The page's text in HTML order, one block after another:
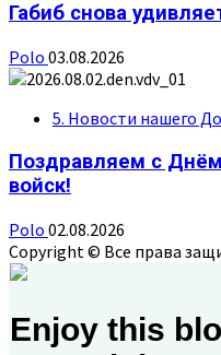
Габиб снова
Polo 03.08.2026
5. Новости нашего
Поздравляем с
войск!
Polo 02.08.2026
Copyright © Все права
Enjoy this